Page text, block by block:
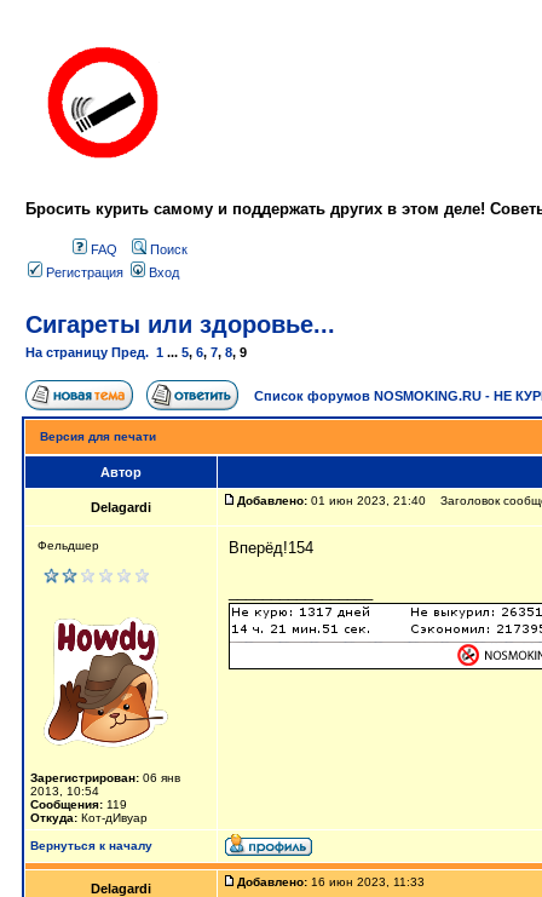
Бросить курить самому и поддержать других в этом деле!
FAQ
Поиск
Регистрация
Вход
Сигареты или здоровье...
На страницу Пред. 1 ... 5, 6, 7, 8, 9
Список форумов NOSMOKING.RU - НЕ
Версия для печати
Автор
Delagardi Добавлено: 01 июн 2023, 21:40 Заголовок
Фельдшер
Зарегистрирован: 06 янв
2013, 10:54
Сообщения: 119
Откуда: Кот-дИвуар
Вперёд!154
Вернуться к началу
Delagardi Добавлено: 16 июн 2023, 11:33